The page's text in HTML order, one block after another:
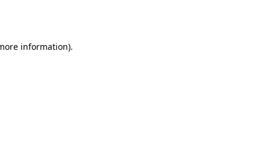
information).